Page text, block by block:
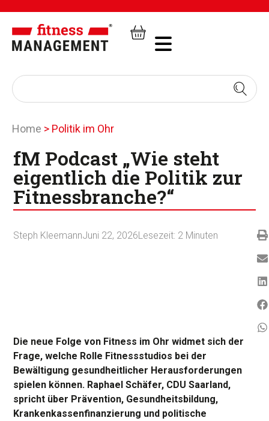
Home > Politik im Ohr
fM Podcast „Wie steht
eigentlich die Politik zur
Fitnessbranche?“
Steph KleemannJuni 22, 2026Lesezeit: 2 Minuten
Die neue Folge von Fitness im Ohr widmet sich der
Frage, welche Rolle Fitnessstudios bei der
Bewältigung gesundheitlicher Herausforderungen
spielen können. Raphael Schäfer, CDU Saarland,
spricht über Prävention, Gesundheitsbildung,
Krankenkassenfinanzierung und politische